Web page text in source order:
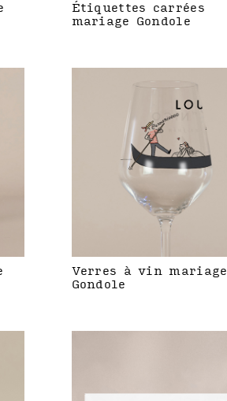
Étiquettes carrées
mariage Gondole
Verres à vin mariage
Gondole